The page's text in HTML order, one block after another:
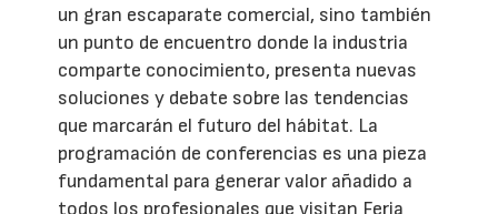
un gran escaparate comercial, sino también
un punto de encuentro donde la industria
comparte conocimiento, presenta nuevas
soluciones y debate sobre las tendencias
que marcarán el futuro del hábitat. La
programación de conferencias es una pieza
fundamental para generar valor añadido a
todos los profesionales que visitan Feria